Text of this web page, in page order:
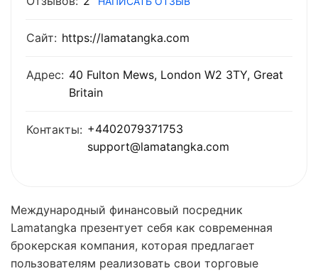
Сайт: https://lamatangka.com
Адрес: 40 Fulton Mews, London W2 3TY, Great
Britain
Контакты: +4402079371753
support@lamatangka.com
Международный финансовый посредник
Lamatangka презентует себя как современная
брокерская компания, которая предлагает
пользователям реализовать свои торговые